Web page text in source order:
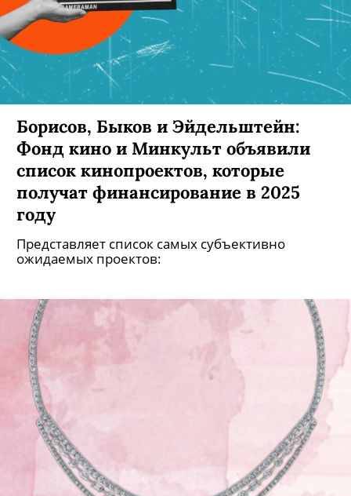
Борисов, Быков и Эйдельштейн:
Фонд кино и Минкульт объявили
список кинопроектов, которые
получат финансирование в 2025
году
Представляет список самых субъективно
ожидаемых проектов: